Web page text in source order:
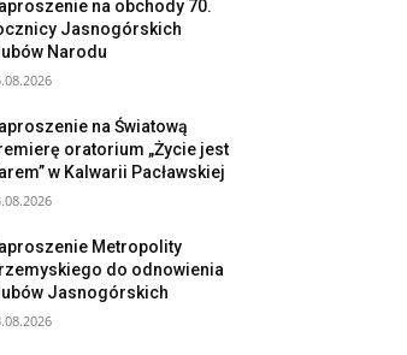
na obchody 70.
Jasnogórskich
Narodu
na Światową
oratorium „Życie jest
w Kalwarii Pacławskiej
Metropolity
do odnowienia
Jasnogórskich